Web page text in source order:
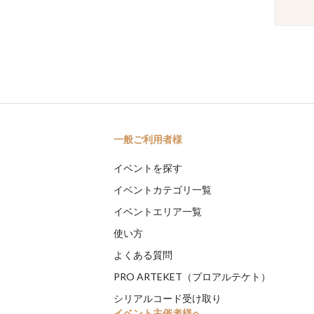
一般ご利用者様
イベントを探す
イベントカテゴリ一覧
イベントエリア一覧
使い方
よくある質問
PRO ARTEKET（プロアルテケト）
シリアルコード受け取り